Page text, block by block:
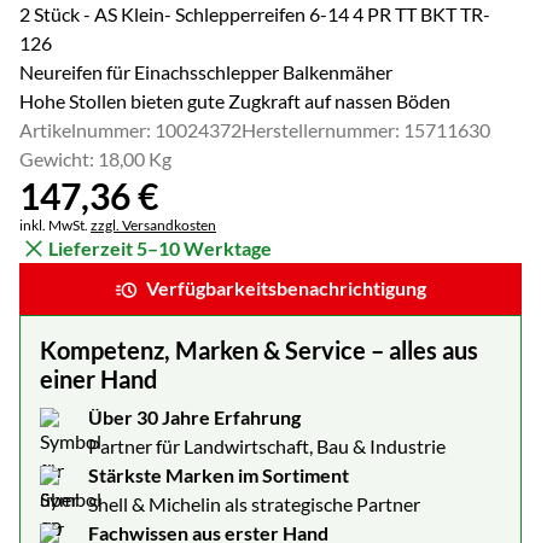
2 Stück - AS Klein- Schlepperreifen 6-14 4 PR TT BKT TR-
126
Neureifen für Einachsschlepper Balkenmäher
Hohe Stollen bieten gute Zugkraft auf nassen Böden
Artikelnummer: 10024372Herstellernummer: 15711630
Gewicht: 18,00 Kg
147,36€
Steuerhinweis:
inkl. MwSt. zzgl. Versandkosten
Lieferzeit 5–10 Werktage
Verfügbarkeitsbenachrichtigung
Kompetenz, Marken & Service – alles aus
einer Hand
Über 30 Jahre Erfahrung
Partner für Landwirtschaft, Bau & Industrie
Stärkste Marken im Sortiment
Shell & Michelin als strategische Partner
Fachwissen aus erster Hand